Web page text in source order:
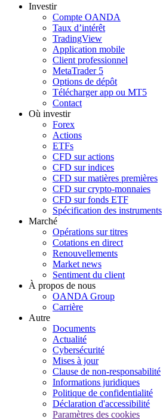
Investir
Compte OANDA
Taux d’intérêt
TradingView
Application mobile
Client professionnel
MetaTrader 5
Options de dépôt
Télécharger app ou MT5
Contact
Où investir
Forex
Actions
ETFs
CFD sur actions
CFD sur indices
CFD sur matières premières
CFD sur crypto-monnaies
CFD sur fonds ETF
Spécification des instruments
Marché
Opérations sur titres
Cotations en direct
Renouvellements
Market news
Sentiment du client
À propos de nous
OANDA Group
Carrière
Autre
Documents
Actualité
Cybersécurité
Mises à jour
Clause de non-responsabilité
Informations juridiques
Politique de confidentialité
Déclaration d'accessibilité
Paramètres des cookies